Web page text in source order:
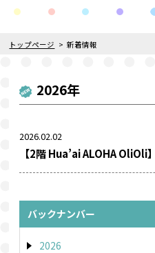
トップページ 新着情報
2026年
2026.02.02
【2階 Hua’ai ALOHA OliOli
バックナンバー
2026